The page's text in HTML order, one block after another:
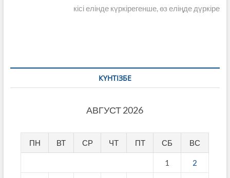
post:
кісі елінде күркірегенше, өз еліңде дүркіре
КҮНТІЗБЕ
АВГУСТ 2026
ПН ВТ СР ЧТ ПТ СБ ВС
1 2